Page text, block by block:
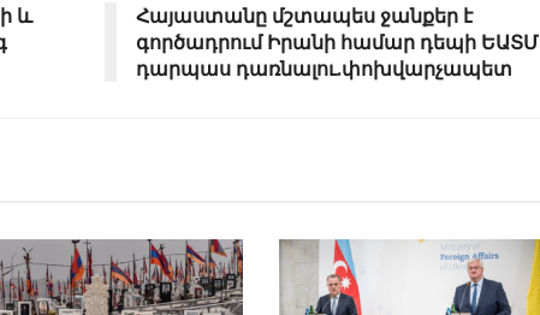
և
Հայաստանը մշտապես ջանքեր է
գործադրում Իրանի համար դեպի ԵԱՏՄ
դարպաս դառնալու․փոխվարչապետ